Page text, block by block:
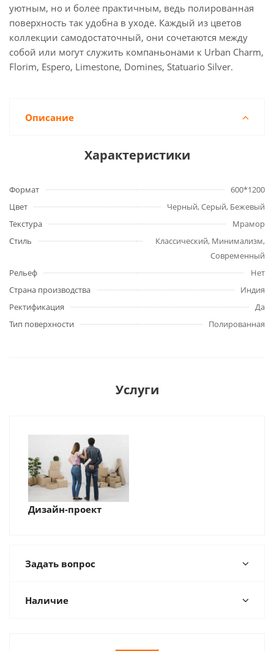
уютным, но и более практичным, ведь полированная
поверхность так удобна в уходе. Каждый из цветов
коллекции самодостаточный, они сочетаются между
собой или могут служить компаньонами к Urban Charm,
Florim, Espero, Limestone, Domines, Statuario Silver.
Описание
Характеристики
Формат
600*1200
Цвет
Черный, Серый, Бежевый
Текстура
Мрамор
Стиль
Классический, Минимализм,
Современный
Рельеф
Нет
Страна производства
Индия
Ректификация
Да
Тип поверхности
Полированная
Услуги
Дизайн-проект
Задать вопрос
Наличие